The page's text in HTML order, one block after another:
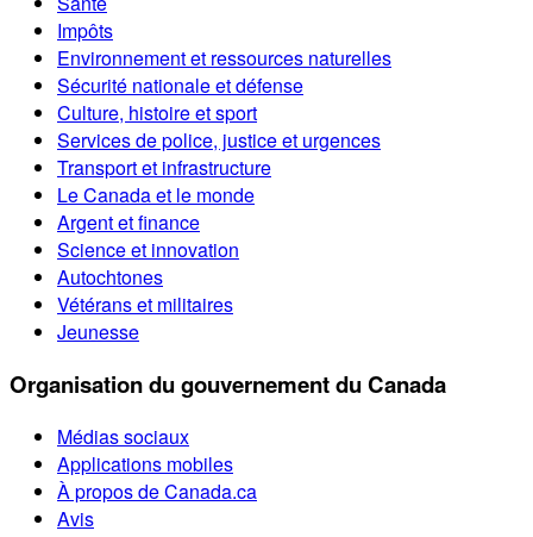
Impôts
Environnement et ressources naturelles
Sécurité nationale et défense
Culture, histoire et sport
Services de police, justice et urgences
Transport et infrastructure
Le Canada et le monde
Argent et finance
Science et innovation
Autochtones
Vétérans et militaires
Jeunesse
Organisation du gouvernement du Canada
Médias sociaux
Applications mobiles
À propos de Canada.ca
Avis